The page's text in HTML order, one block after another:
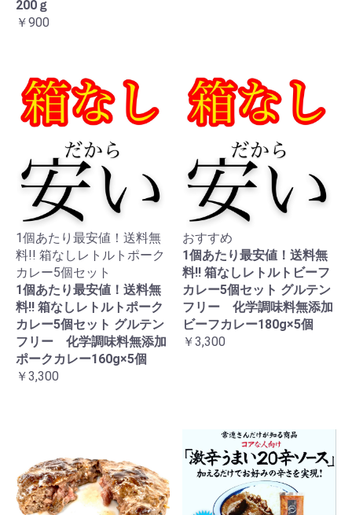
200ｇ
￥900
1個あたり最安値！送料無
料!! 箱なしレトルトポーク
カレー5個セット
1個あたり最安値！送料無
料!! 箱なしレトルトポーク
カレー5個セット グルテン
フリー 化学調味料無添加
ポークカレー160g×5個
￥3,300
おすすめ
1個あたり最安値！送料無
料!! 箱なしレトルトビーフ
カレー5個セット グルテン
フリー 化学調味料無添加
ビーフカレー180g×5個
￥3,300